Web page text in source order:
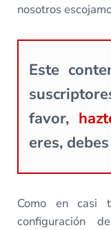
nosotros
Este
favor,
eres, debes
Como en casi
configuración